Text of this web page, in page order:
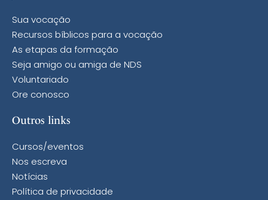
Sua vocação
Recursos bíblicos para a vocação
As etapas da formação
Seja amigo ou amiga de NDS
Voluntariado
Ore conosco
Outros links
Cursos/eventos
Nos escreva
Notícias
Política de privacidade